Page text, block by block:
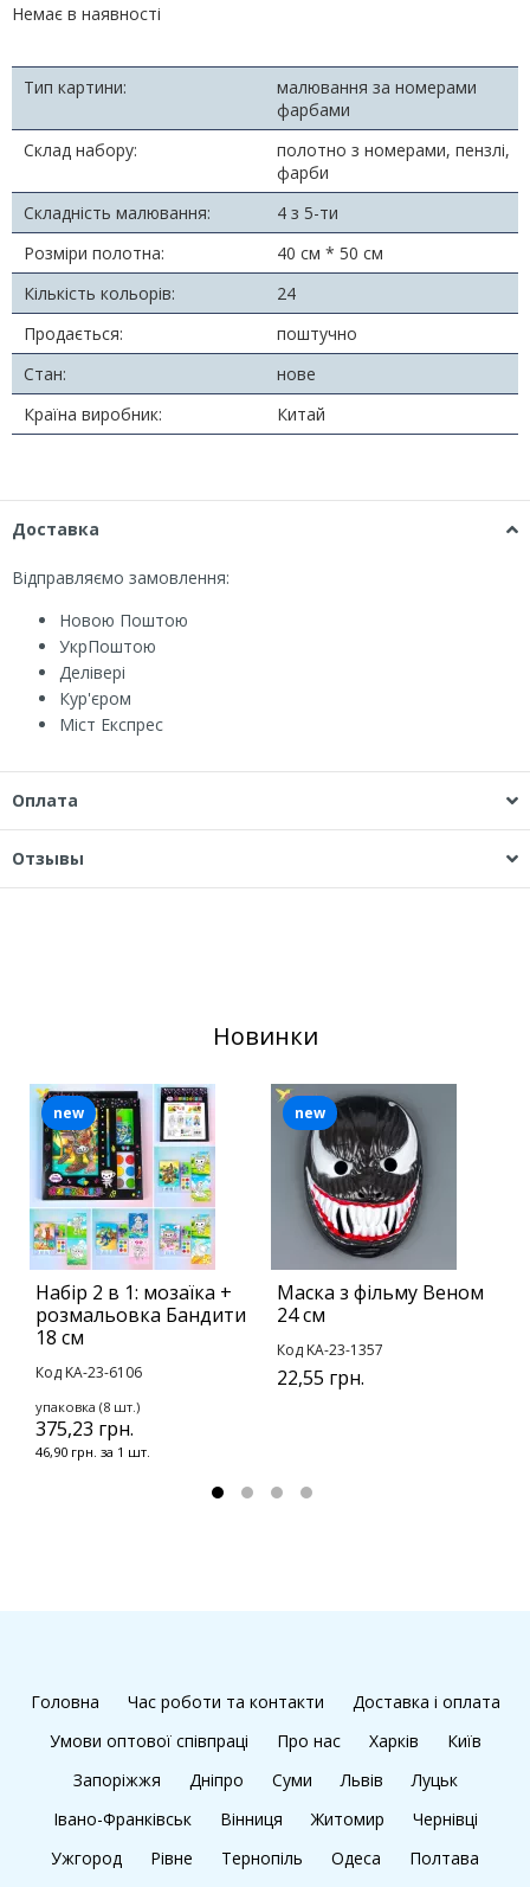
Немає в наявності
Тип картини:
малювання за номерами
фарбами
Склад набору:
полотно з номерами, пензлі,
фарби
Складність малювання:
4 з 5-ти
Розміри полотна:
40 см * 50 см
Кількість кольорів:
24
Продається:
поштучно
Стан:
нове
Країна виробник:
Китай
Доставка
Відправляємо замовлення:
Новою Поштою
УкрПоштою
Делівері
Кур'єром
Міст Експрес
Оплата
Отзывы
Новинки
Набір 2 в 1: мозаїка +
розмальовка Бандити
18 см
Код KA-23-6106
упаковка (8 шт.)
375,23 грн.
46,90 грн. за 1 шт.
new
Маска з фільму Веном
24 см
Код KA-23-1357
22,55 грн.
new
Головна Час роботи та контакти
Доставка і оплата
Умови оптової співпраці
Про нас Харків
Київ
Запоріжжя
Дніпро Суми Львів
Луцьк
Івано-Франківськ
Вінниця Житомир
Чернівці
Ужгород
Рівне Тернопіль Одеса Полтава